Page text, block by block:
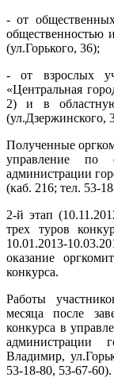
- от
(ул.Горького, 36);
- от взрослых
«Центральная
2) и в
(ул.Дзержинского,
Полученные
управление
администрации
(каб. 216; тел. 53-
2-й этап
трех туров
10.01.2013-
оказание
конкурса.
Работы
месяца после
конкурса в
администрации
Владимир,
53-18-80, 53-67-60).